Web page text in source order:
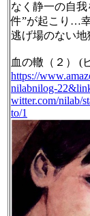
なく静一の自
件”が起こり…
逃げ場のない
血の轍（２） (
https://
nilabnilog-
witter.com/nilab/
to/1